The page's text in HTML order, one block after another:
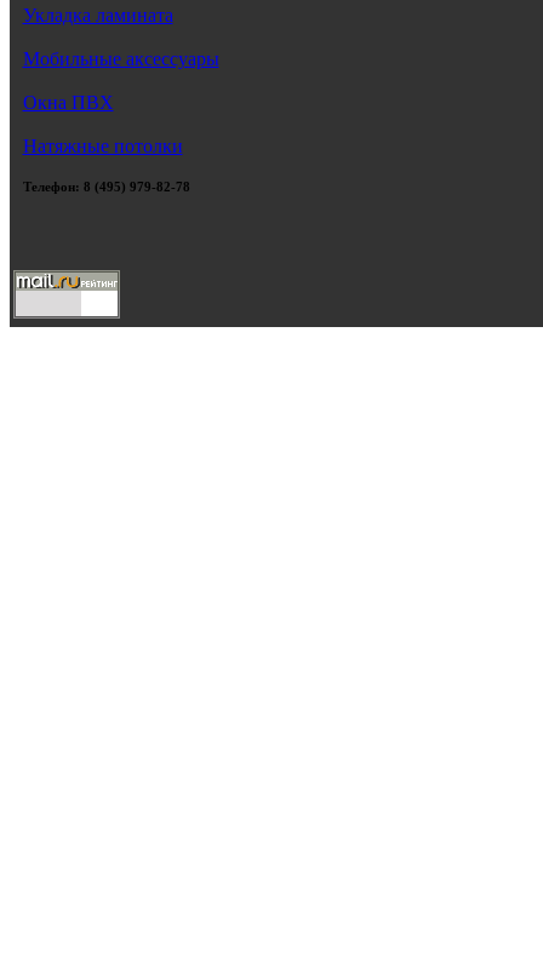
Укладка ламината
Мобильные аксессуары
Окна ПВХ
Натяжные потолки
Телефон: 8 (495) 979-82-78